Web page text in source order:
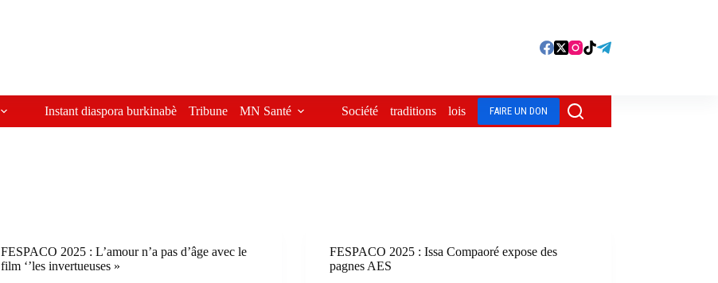
Instant diaspora burkinabè Tribune MN Santé Société traditions lois Azimuts
FAIRE UN DON
FESPACO 2025 : L’amour n’a pas d’âge avec le
film ‘’les invertueuses »
FESPACO 2025 : Issa Compaoré expose des
pagnes AES